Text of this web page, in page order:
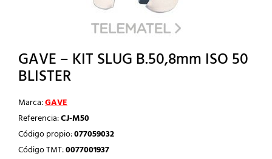
GAVE – KIT SLUG B.50,8mm ISO 50
BLISTER
Marca:GAVE
Referencia:CJ-M50
Código propio:077059032
Código TMT:0077001937